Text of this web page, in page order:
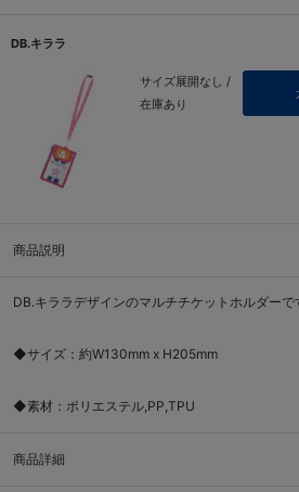
DB.キララ
サイズ展開なし /
在庫あり
商品説明
DB.キララデザインのマルチチケットホルダーで
◆サイズ：約W130mm x H205mm
◆素材：ポリエステル,PP,TPU
商品詳細